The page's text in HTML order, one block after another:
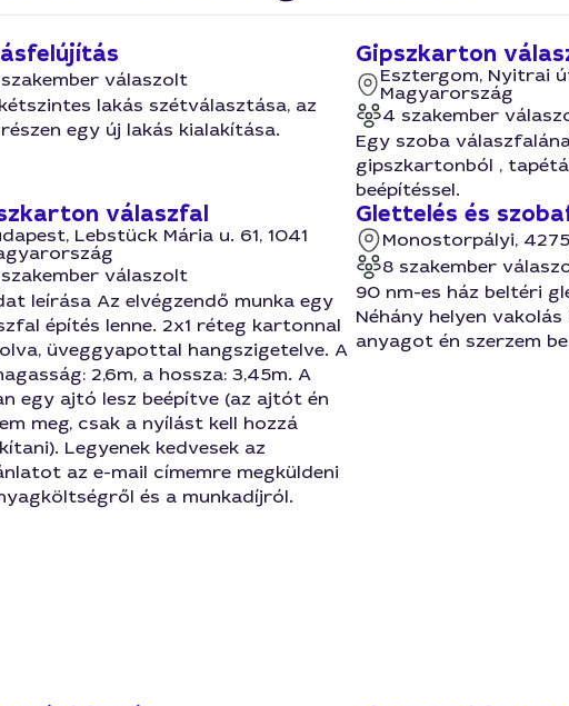
válaszolt
lakás szétválasztása, az
egy új lakás kialakítása.
Gipszkarton
Esztergom, Nyitrai
Magyarország
4 szakember
Egy szoba
gipszkartonból ,
beépítéssel.
válaszfal
Lebstück Mária u. 61, 1041
válaszolt
leírása Az elvégzendő munka egy
építés lenne. 2x1 réteg kartonnal
üveggyapottal hangszigetelve. A
2,6m, a hossza: 3,45m. A
egy ajtó lesz beépítve (az ajtót én
meg, csak a nyílást kell hozzá
Legyenek kedvesek az
az e-mail címemre megküldeni
és a munkadíjról.
Glettelés és
Monostorpályi,
8 szakember
90 nm-es ház beltéri
Néhány helyen vakolás
anyagot én szerzem